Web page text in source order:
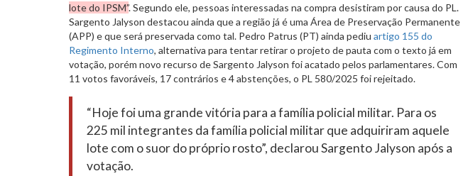
lote do IPSM”. Segundo ele, pessoas interessadas na compra desistiram por causa do PL.
Sargento Jalyson destacou ainda que a região já é uma Área de Preservação Permanente
(APP) e que será preservada como tal. Pedro Patrus (PT) ainda pediu artigo 155 do
Regimento Interno, alternativa para tentar retirar o projeto de pauta com o texto já em
votação, porém novo recurso de Sargento Jalyson foi acatado pelos parlamentares. Com
11 votos favoráveis, 17 contrários e 4 abstenções, o PL 580/2025 foi rejeitado.
“Hoje foi uma grande vitória para a família policial militar. Para os
225 mil integrantes da família policial militar que adquiriram aquele
lote com o suor do próprio rosto”, declarou Sargento Jalyson após a
votação.